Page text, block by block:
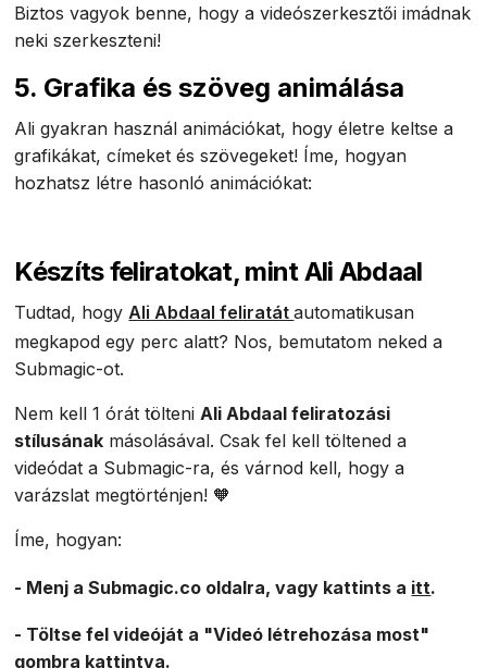
Biztos vagyok benne, hogy a videószerkesztői imádnak
neki szerkeszteni!
5. Grafika és szöveg animálása
Ali gyakran használ animációkat, hogy életre keltse a
grafikákat, címeket és szövegeket! Íme, hogyan
hozhatsz létre hasonló animációkat:
Készíts feliratokat, mint Ali Abdaal
Tudtad, hogy Ali Abdaal feliratátautomatikusan
megkapod egy perc alatt? Nos, bemutatom neked a
Submagic-ot.
Nem kell 1 órát tölteni Ali Abdaal feliratozási
stílusának másolásával. Csak fel kell töltened a
videódat a Submagic-ra, és várnod kell, hogy a
varázslat megtörténjen! 🧡
Íme, hogyan:
- Menj a Submagic.co oldalra, vagy kattints a itt.
- Töltse fel videóját a "Videó létrehozása most"
gombra kattintva.